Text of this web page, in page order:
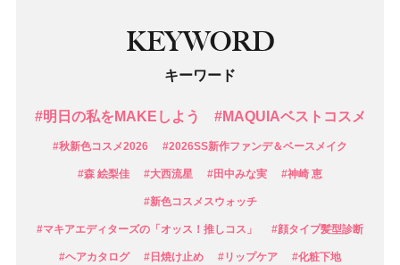
KEYWORD
キーワード
#明日の私をMAKEしよう #MAQUIAベストコスメ
#秋新色コスメ2026 #2026SS新作ファンデ＆ベースメイク
#森 絵梨佳 #大西流星 #田中みな実 #神崎 恵
#新色コスメスウォッチ
#マキアエディターズの「オッス！推しコス」 #顔タイプ髪型診断
#ヘアカタログ #日焼け止め #リップケア #化粧下地